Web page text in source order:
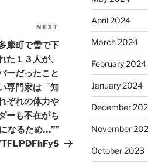
Post
NEXT
摩町で雪で下
た１３人が、
ーだったこと
専門家は「知
ぞれの体力や
ーも不在がち
になるため…””
April 2024
March 2024
February 2024
January 2024
December
November
October 2023